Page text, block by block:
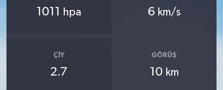
1011 hpa 6 km/s
ÇIY
2.7
GÖRÜŞ
10 km